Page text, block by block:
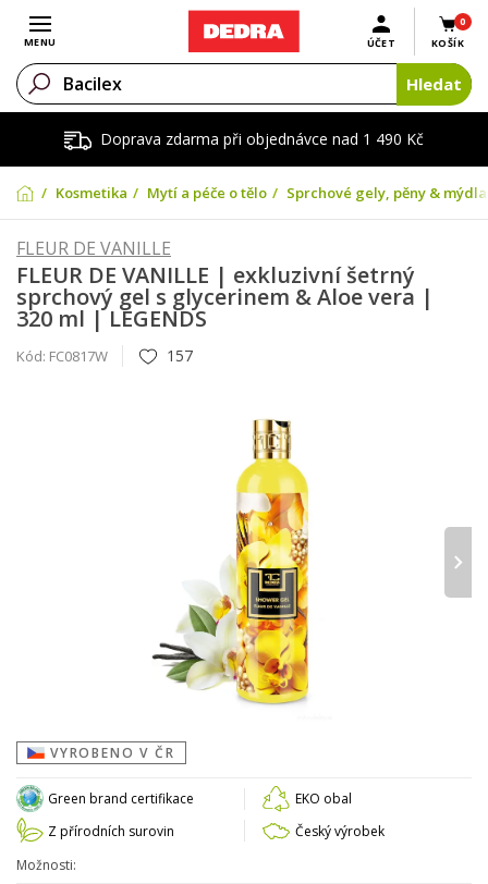
Doprava zdarma při objednávce nad 1 490 Kč
Otevřít menu
MENU
0
KOŠÍK
ÚČET
Hledat
Kosmetika Mytí a péče o tělo Sprchové gely, pěny & mýdla
FLEUR DE VANILLE
FLEUR DE VANILLE | exkluzivní šetrný
sprchový gel s glycerinem & Aloe vera |
320 ml | LEGENDS
Kód: FC0817W 157
›
VYROBENO V ČR
Green brand certifikace
EKO obal
Z přírodních surovin
Český výrobek
Možnosti: